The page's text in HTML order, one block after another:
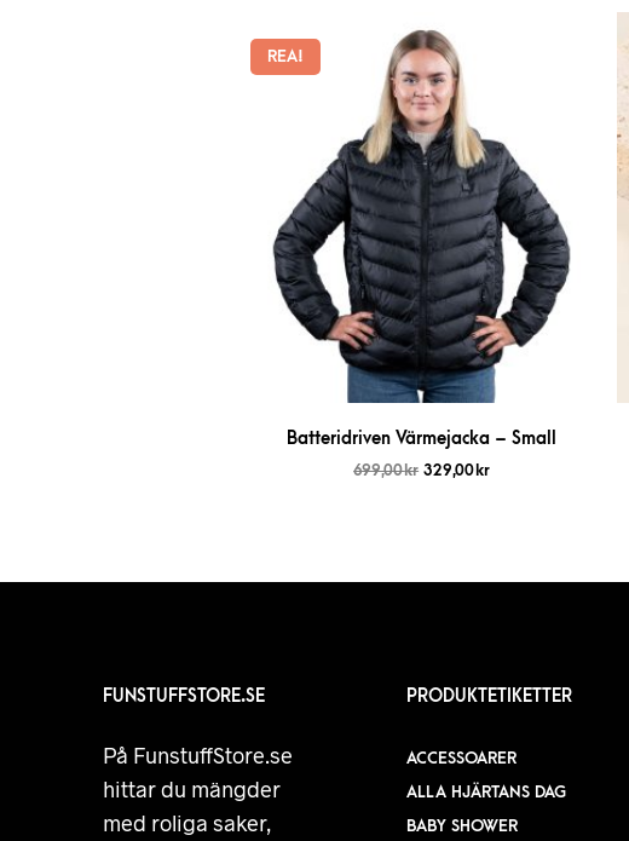
REA!
Batteridriven Värmejacka – Small
699,00kr 329,00 kr
FUNSTUFFSTORE.SE
På FunstuffStore.se
hittar du mängder
med roliga saker,
PRODUKTETIKETTER
ACCESSOARER
ALLA HJÄRTANS DAG
BABY SHOWER